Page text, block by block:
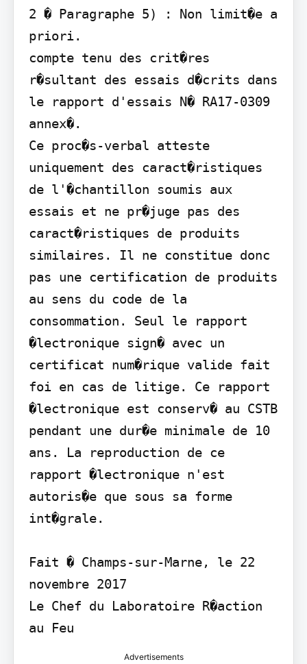
2 � Paragraphe 5) : Non limit�e a
priori.
compte tenu des crit�res
r�sultant des essais d�crits dans
le rapport d'essais N� RA17-0309
annex�.
Ce proc�s-verbal atteste
uniquement des caract�ristiques
de l'�chantillon soumis aux
essais et ne pr�juge pas des
caract�ristiques de produits
similaires. Il ne constitue donc
pas une certification de produits
au sens du code de la
consommation. Seul le rapport
�lectronique sign� avec un
certificat num�rique valide fait
foi en cas de litige. Ce rapport
�lectronique est conserv� au CSTB
pendant une dur�e minimale de 10
ans. La reproduction de ce
rapport �lectronique n'est
autoris�e que sous sa forme
int�grale.
Fait � Champs-sur-Marne, le 22
novembre 2017
Le Chef du Laboratoire R�action
au Feu
Advertisements